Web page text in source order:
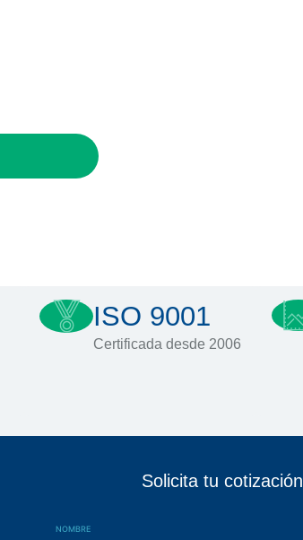
ISO 9001
Certificada desde 2006
Solicita tu cotización
NOMBRE